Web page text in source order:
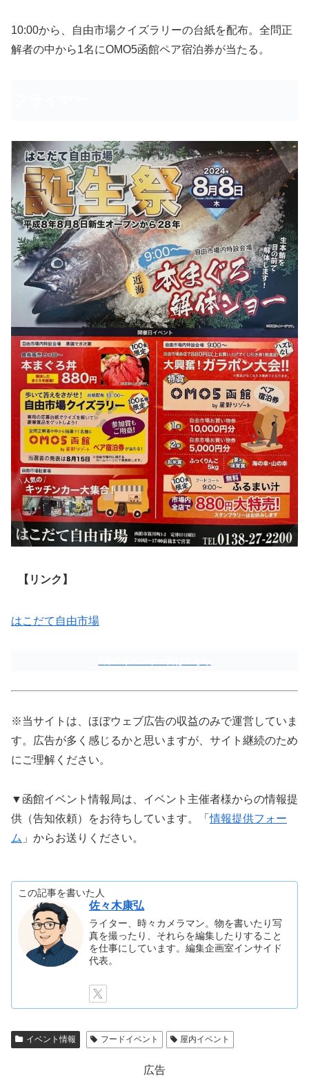
10:00から、自由市場クイズラリーの台紙を配布。全問正
解者の中から1名にOMO5函館ペア宿泊券が当たる。
【リンク】
はこだて自由市場
※当サイトは、ほぼウェブ広告の収益のみで運営していま
す。広告が多く感じるかと思いますが、サイト継続のため
にご理解ください。
▼函館イベント情報局は、イベント主催者様からの情報提
供（告知依頼）をお待ちしています。「情報提供フォー
ム 」からお送りください。
この記事を書いた人
佐々木康弘
ライター、時々カメラマン。物を書いたり写
真を撮ったり、それらを編集したりすること
を仕事にしています。編集企画室インサイド
代表。
イベント情報 フードイベント 屋内イベント
広告